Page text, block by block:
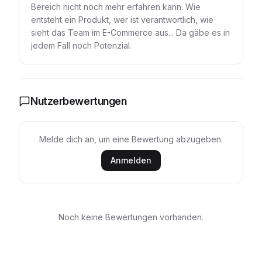
Bereich nicht noch mehr erfahren kann. Wie
entsteht ein Produkt, wer ist verantwortlich, wie
sieht das Team im E-Commerce aus... Da gäbe es in
jedem Fall noch Potenzial.
Nutzerbewertungen
Melde dich an, um eine Bewertung abzugeben.
Anmelden
Noch keine Bewertungen vorhanden.